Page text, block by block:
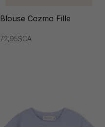
Blouse Cozmo Fille
72,95$CA